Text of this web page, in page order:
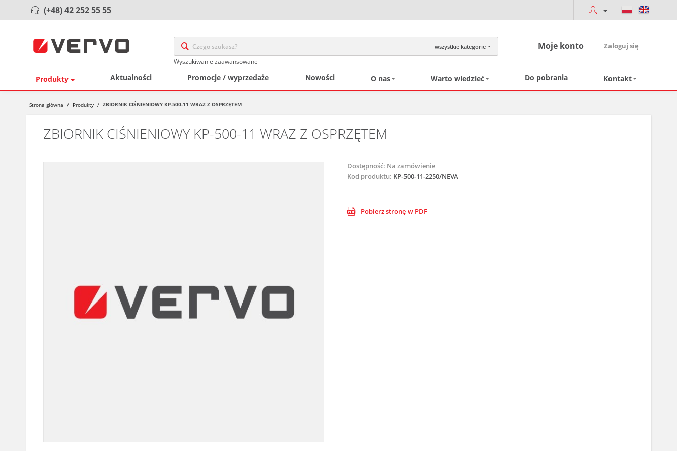
(+48) 42 252 55 55
wszystkie kategorie
Wyszukiwanie zaawansowane
Moje konto Zaloguj się
Produkty Aktualności Promocje / wyprzedaże Nowości O nas Warto wiedzieć Do pobrania Kontakt
Strona główna / Produkty / ZBIORNIK CIŚNIENIOWY KP-500-11 WRAZ Z OSPRZĘTEM
ZBIORNIK CIŚNIENIOWY KP-500-11 WRAZ Z OSPRZĘTEM
Dostępność: Na zamówienie
Kod produktu: KP-500-11-2250/NEVA
Pobierz stronę w PDF